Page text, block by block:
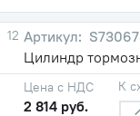
12
Цилиндр
Цена с НДС
2 814 руб.
К